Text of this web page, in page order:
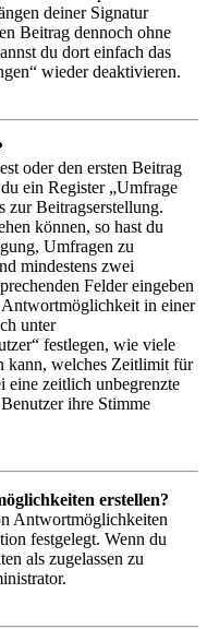
deiner Signatur
Beitrag dennoch ohne
du dort einfach das
wieder deaktivieren.
oder den ersten Beitrag
ein Register „Umfrage
zur Beitragserstellung.
können, so hast du
Umfragen zu
mindestens zwei
Felder eingeben
Antwortmöglichkeit in einer
unter
festlegen, wie viele
kann, welches Zeitlimit für
eine zeitlich unbegrenzte
ihre Stimme
erstellen?
Antwortmöglichkeiten
festgelegt. Wenn du
als zugelassen zu